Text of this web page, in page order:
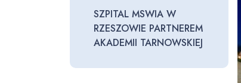
SZPITAL MSWIA W
RZESZOWIE PARTNEREM
AKADEMII TARNOWSKIEJ